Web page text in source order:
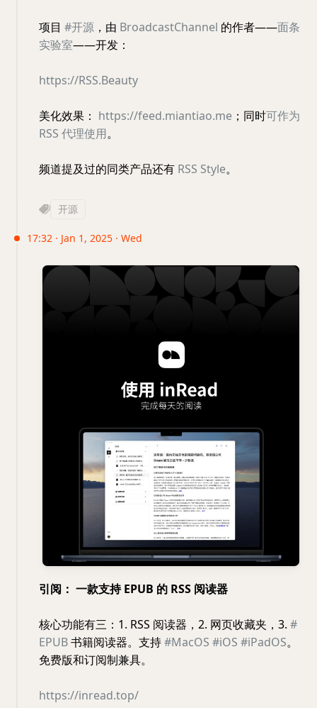
项目 #开源 ，由 BroadcastChannel 的作者——面条
实验室——开发：
https://RSS.Beauty
美化效果： https://feed.miantiao.me ；同时可作为
RSS 代理使用。
频道提及过的同类产品还有 RSS Style。
开源
17:32 · Jan 1, 2025 · Wed
引阅： 一款支持 EPUB 的 RSS 阅读器
核心功能有三：1. RSS 阅读器，2. 网页收藏夹，3. #
EPUB书籍阅读器。支持#MacOS #iOS #iPadOS。
免费版和订阅制兼具。
https://inread.top/